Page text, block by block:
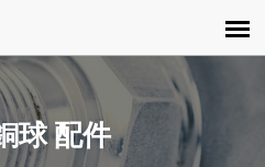
球 配件